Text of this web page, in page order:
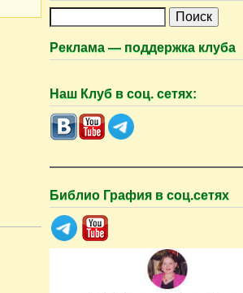
и
к
Реклама — поддержка клуба
Наш Клуб в соц. сетях:
Библио Графия в соц.сетях